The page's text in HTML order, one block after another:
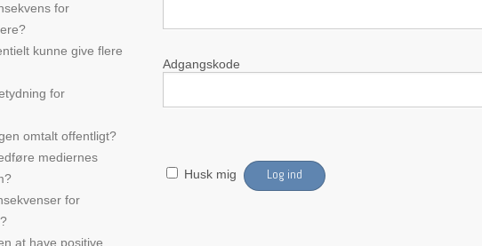
Adgangskode
Husk mig
for
kunne give flere
for
omtalt offentligt?
mediernes
for
at have positive